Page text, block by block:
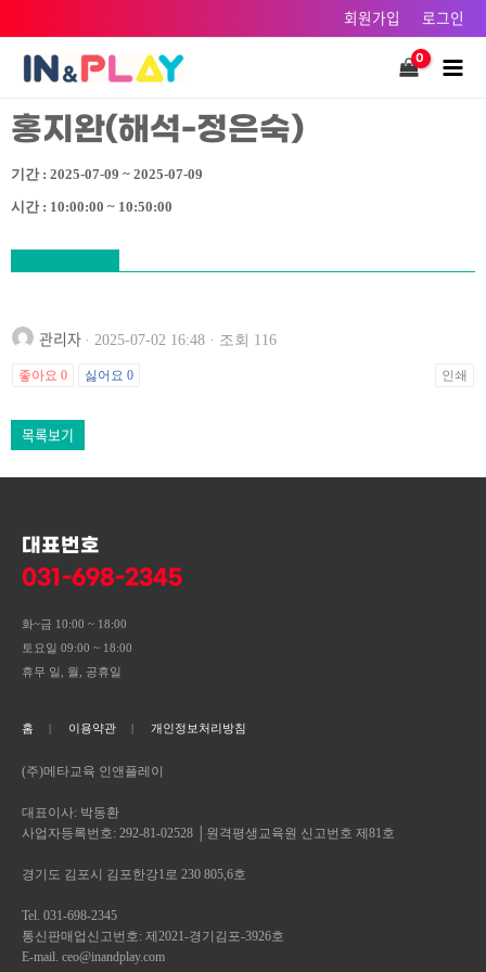
건너뛰기
회원가입 로그인
Main
홍지완(해석-정은숙)
기간 : 2025-07-09 ~ 2025-07-09
시간 : 10:00:00 ~ 10:50:00
관리자 · 2025-07-02 16:48 · 조회 116
좋아요 0 싫어요 0 인쇄
목록보기
대표번호
031-698-2345
화~금 10:00 ~ 18:00
토요일 09:00 ~ 18:00
휴무 일, 월, 공휴일
홈 이용약관 개인정보처리방침
(주)메타교육 인앤플레이
대표이사: 박동환
사업자등록번호: 292-81-02528 │원격평생교육원 신고번호 제81호
경기도 김포시 김포한강1로 230 805,6호
Tel. 031-698-2345
통신판매업신고번호: 제2021-경기김포-3926호
E-mail. ceo@inandplay.com